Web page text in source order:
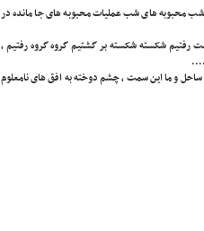
شب محبوبه های شب عملیات محبوبه های جا مانده در
رفتیم شکسته شکسته بر گشتیم گروه گروه رفتیم ،
….
ساحل و ما این سمت ، چشم دوخته به افق های نامعلوم